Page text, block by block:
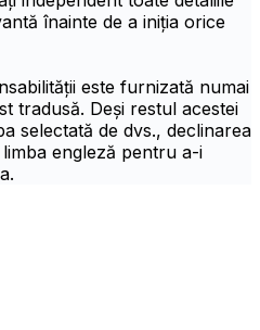
înainte de a iniția orice
este furnizată numai
tradusă. Deși restul acestei
selectată de dvs., declinarea
engleză pentru a-i